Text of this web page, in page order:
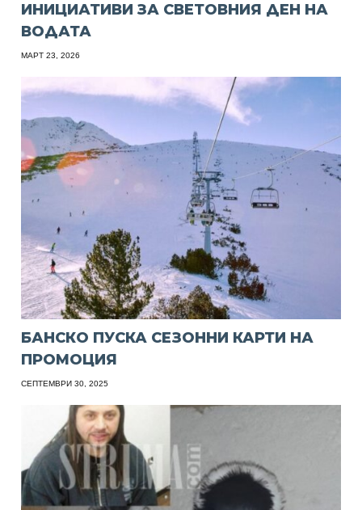
ИНИЦИАТИВИ ЗА СВЕТОВНИЯ ДЕН НА
ВОДАТА
МАРТ 23, 2026
БАНСКО ПУСКА СЕЗОННИ КАРТИ НА
ПРОМОЦИЯ
СЕПТЕМВРИ 30, 2025